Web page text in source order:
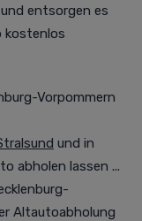
entsorgen es
kostenlos
Vorpommern
und in
abholen lassen ...
Altautoabholung